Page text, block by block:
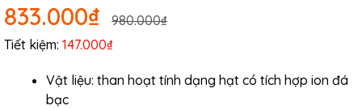
833.000₫
980.000₫
Tiết kiệm: 147.000₫
Vật liệu: than hoạt tính dạng hạt có tích hợp ion đá
bạc